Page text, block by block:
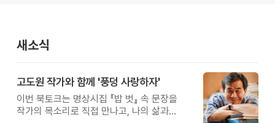
새소식
고도원 작가와 함께 '풍덩 사랑하자'
이번 북토크는 명상시집 『밥 벗』 속 문장을
작가의 목소리로 직접 만나고, 나의 삶과